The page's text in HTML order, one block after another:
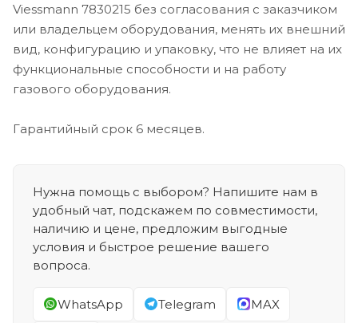
Viessmann 7830215 без согласования с заказчиком
или владельцем оборудования, менять их внешний
вид, конфигурацию и упаковку, что не влияет на их
функциональные способности и на работу
газового оборудования.
Гарантийный срок 6 месяцев.
Нужна помощь с выбором? Напишите нам в
удобный чат, подскажем по совместимости,
наличию и цене, предложим выгодные
условия и быстрое решение вашего
вопроса.
WhatsApp Telegram MAX